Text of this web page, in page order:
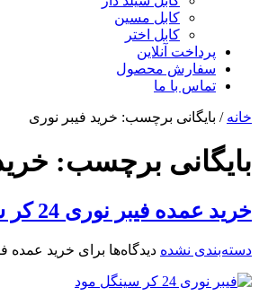
کابل مسین
کابل اختر
پرداخت آنلاین
سفارش محصول
تماس با ما
خانه / بایگانی برچسب: خرید فیبر نوری
بایگانی برچسب:
خرید عمده فیبر نوری 24 کر سینگل مود کانالی
دسته‌بندی نشده دیدگاه‌ها برای خرید عمده فیبر نوری 24 کر